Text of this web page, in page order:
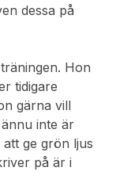
dessa på
Hon
tidigare
gärna vill
inte är
ge grön ljus
på är i